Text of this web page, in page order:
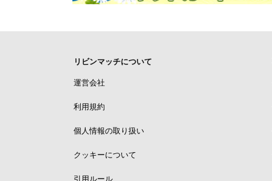
リビンマッチについて
運営会社
利用規約
個人情報の取り扱い
クッキーについて
引用ルール